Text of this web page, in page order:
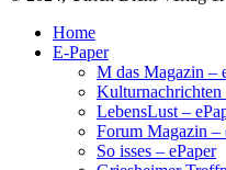
Home
E-Paper
M das Magazin –
Kulturnachrichten
LebensLust –
Forum Magazin –
So isses – ePaper